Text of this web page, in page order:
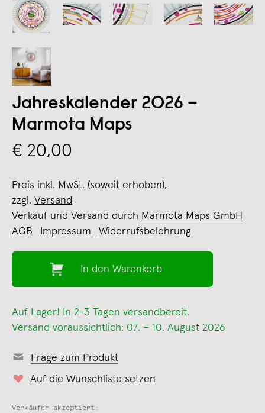
Jahreskalender 2026 –
Marmota Maps
€ 20,00
Preis inkl. MwSt. (soweit erhoben),
zzgl. Versand
Verkauf und Versand durch Marmota Maps GmbH
AGB
Impressum Widerrufsbelehrung
In den Warenkorb
Auf Lager! In 2-3 Tagen versandbereit.
Versand voraussichtlich: 07. – 10. August 2026
Frage zum Produkt
Auf die Wunschliste setzen
Verkäufer akzeptiert: